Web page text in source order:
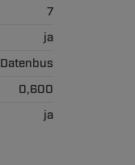
7
ja
Datenbus
0,600
ja